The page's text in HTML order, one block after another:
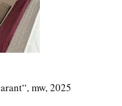
mw, 2025